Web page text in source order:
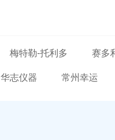
梅特勒-托利多 赛多
华志仪器 常州幸运